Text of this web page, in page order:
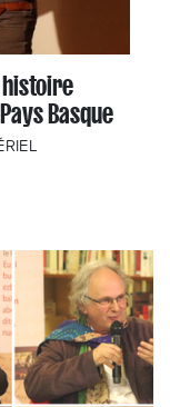
histoire
Basque